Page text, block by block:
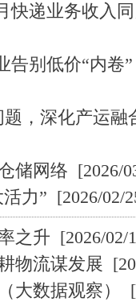
快递业务收入
告别低价“内卷”
，深化产运融
储网络 [2026/
力” [2026/02/
之升 [2026/02/
物流谋发展
大数据观察）